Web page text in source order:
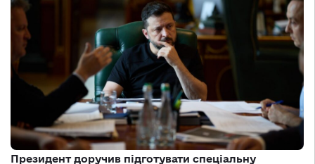
Президент доручив підготувати спеціальну